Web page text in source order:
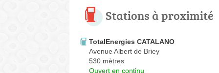
Stations à proximité
TotalEnergies CATALANO
Avenue Albert de Briey
530 mètres
Ouvert en continu